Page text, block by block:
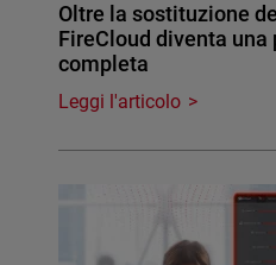
Oltre la sostituzione
FireCloud diventa una
completa
Leggi l'articolo